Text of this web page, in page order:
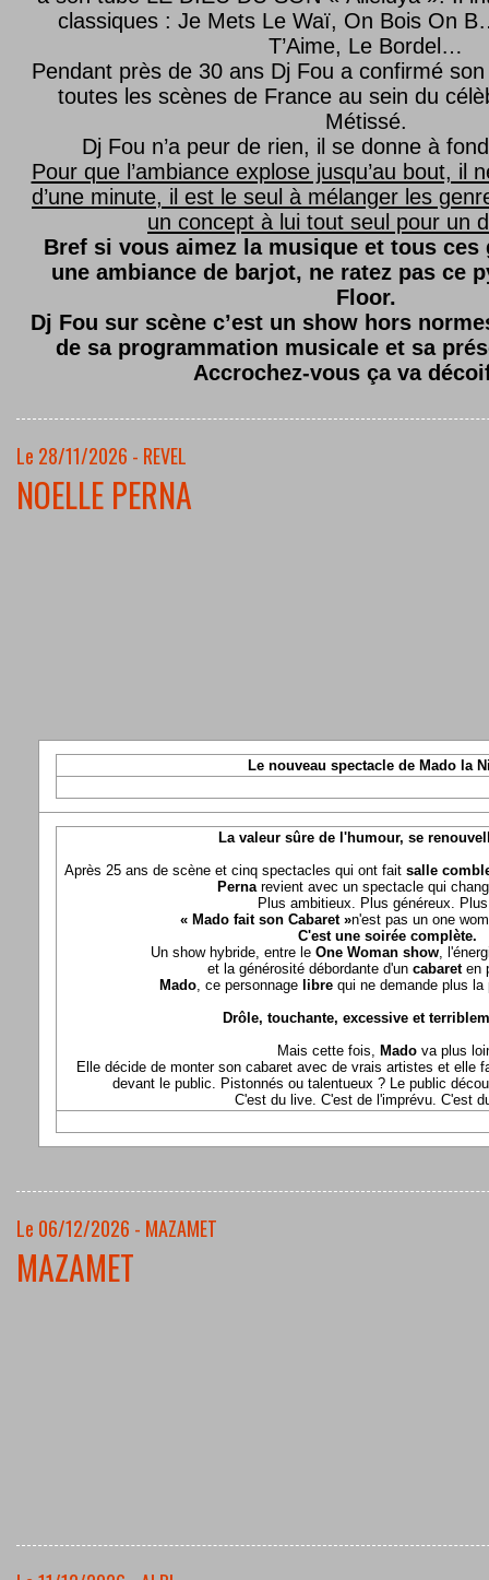
classiques : Je Mets Le Waï, On Bois On
T’Aime, Le Bordel…
Pendant près de 30 ans Dj Fou a confirmé son
toutes les scènes de France au sein du
Métissé.
Dj Fou n’a peur de rien, il se donne à
Pour que l’ambiance explose jusqu’au bout, il
d’une minute, il est le seul à mélanger les
un concept à lui tout seul pour un
Bref si vous aimez la musique et tous ces
une ambiance de barjot, ne ratez pas ce
Floor.
Dj Fou sur scène c’est un show hors
de sa programmation musicale et sa
Accrochez-vous ça va
Le 28/11/2026 - REVEL
NOELLE PERNA
Le nouveau spectacle de Mado la
La valeur sûre de l'humour, se
Après 25 ans de scène et cinq spectacles qui ont fait salle
Pernarevient avec un spectacle qui
Plus ambitieux. Plus généreux.
« Mado fait son Cabaret »n'est pas un one
C'est une soirée complète.
Un show hybride, entre le One Woman show,
et la générosité débordante d'un cabaret en
Mado, ce personnage librequi ne demande plus la
Drôle, touchante, excessive et
Mais cette fois, Mado va plus
Elle décide de monter son cabaret avec de vrais artistes et elle
devant le public. Pistonnés ou talentueux ? Le public
C'est du live. C'est de l'imprévu. C'est
Le 06/12/2026 - MAZAMET
MAZAMET